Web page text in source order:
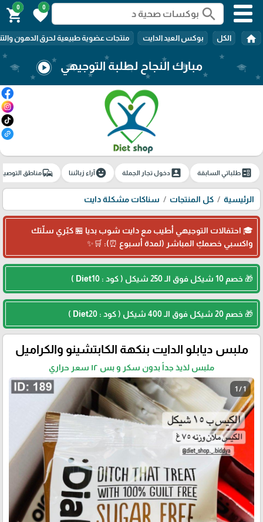
search
0
favorite
0
shopping_cart
home الكل بوكس العيد الدايت منتجات عضوية طبيعية لحرق الدهون
مبارك النجاح لطلبة التوجيهي play_circle
ballotطلباتي السابقة account_boxدخول تجار الجملة emoji_emotionsآراء زبائننا commuteمناطق
الرئيسية كل المنتجات سناكات مشكلة دايت
🎓 احتفالات التوجيهي أطيب مع دايت شوب بديا 🏪 كبّري سلّتك
واكسبي خصمكِ المباشر (لمدة أسبوع ⏰): 🛒✨
🎁 خصم 10 شيكل فوق الـ 250 شيكل ( كود : Diet10 )
🎁 خصم 20 شيكل فوق الـ 400 شيكل ( كود : Diet20 )
ملبس ديابلو الدايت بنكهة الكابتشينو والكراميل
ملبس لذيذ جداً بدون سكر و بس ١٢ سعر حراري
1 / 1